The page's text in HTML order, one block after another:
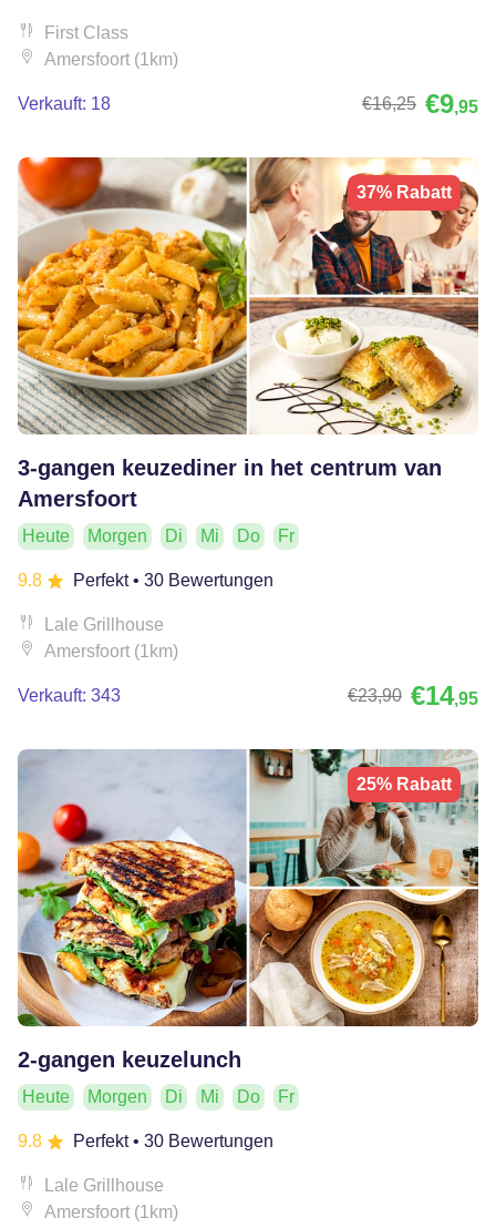
First Class
Amersfoort (1km)
Verkauft: 18 €16,25 €9,95
37% Rabatt
3-gangen keuzediner in het centrum van
Amersfoort
Heute Morgen Di Mi Do Fr
9.8 Perfekt• 30 Bewertungen
Lale Grillhouse
Amersfoort (1km)
Verkauft: 343 €23,90 €14,95
25% Rabatt
2-gangen keuzelunch
Heute Morgen Di Mi Do Fr
9.8 Perfekt• 30 Bewertungen
Lale Grillhouse
Amersfoort (1km)